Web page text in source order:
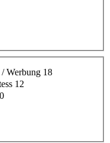
Werbung 18
12